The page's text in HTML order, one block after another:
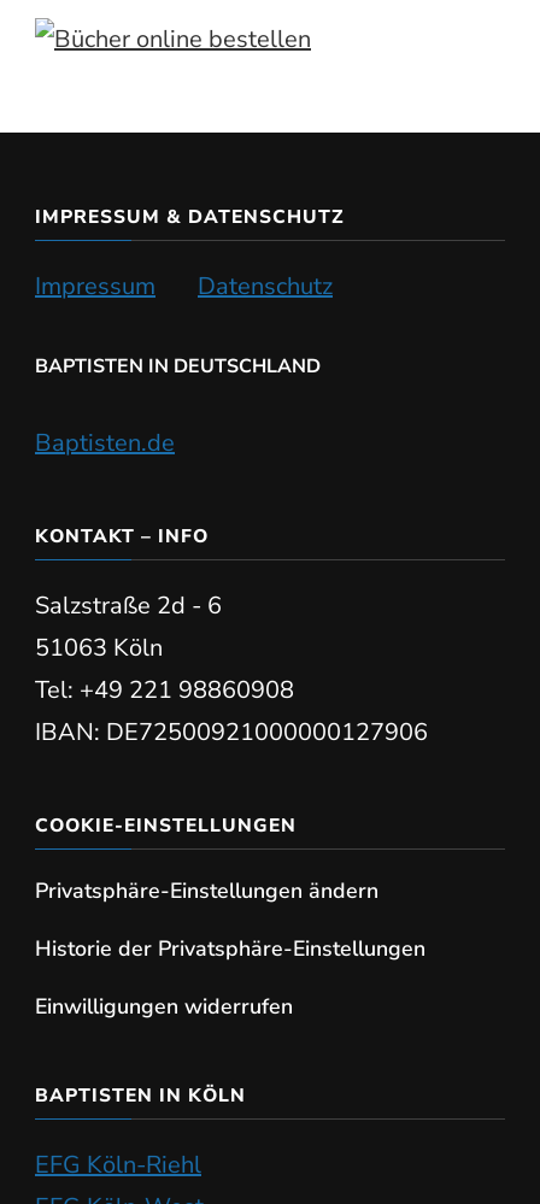
IMPRESSUM & DATENSCHUTZ
Impressum Datenschutz
BAPTISTEN IN DEUTSCHLAND
Baptisten.de
KONTAKT – INFO
Salzstraße 2d - 6
51063 Köln
Tel: +49 221 98860908
IBAN: DE72500921000000127906
COOKIE-EINSTELLUNGEN
Privatsphäre-Einstellungen ändern
Historie der Privatsphäre-Einstellungen
Einwilligungen widerrufen
BAPTISTEN IN KÖLN
EFG Köln-Riehl